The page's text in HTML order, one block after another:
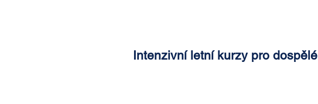
Intenzivní letní kurzy pro dospělé